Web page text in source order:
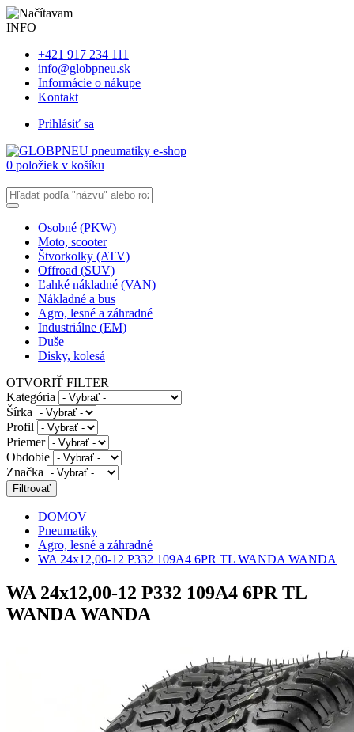
INFO
+421 917 234 111
info@globpneu.sk
Informácie o nákupe
Kontakt
Prihlásiť sa
0 položiek v košíku
Osobné (PKW)
Moto, scooter
Štvorkolky (ATV)
Offroad (SUV)
Ľahké nákladné (VAN)
Nákladné a bus
Agro, lesné a záhradné
Industriálne (EM)
Duše
Disky, kolesá
OTVORIŤ FILTER
Kategória
Šírka
Profil
Priemer
Obdobie
Značka
DOMOV
Pneumatiky
Agro, lesné a záhradné
WA 24x12,00-12 P332 109A4 6PR TL WANDA WANDA
WA 24x12,00-12 P332 109A4 6PR TL
WANDA WANDA